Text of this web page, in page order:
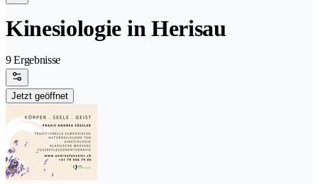
Kinesiologie in Herisau
9 Ergebnisse
Jetzt geöffnet